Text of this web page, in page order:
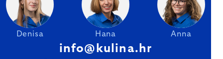
Denisa Hana Anna
info@kulina.hr